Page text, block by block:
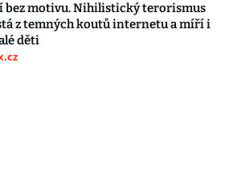
bez motivu. Nihilistický terorismus
z temných koutů internetu a míří i
děti